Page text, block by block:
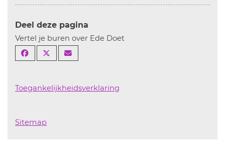
Deel deze pagina
Vertel je buren over Ede Doet
Toegankelijkheidsverklaring
Sitemap